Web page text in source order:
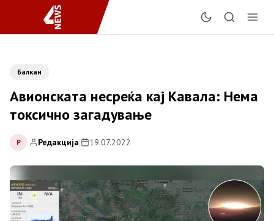
Балкан
Авионската несреќа кај Кавала: Нема
токсично загадување
Р Редакција| 19.07.2022